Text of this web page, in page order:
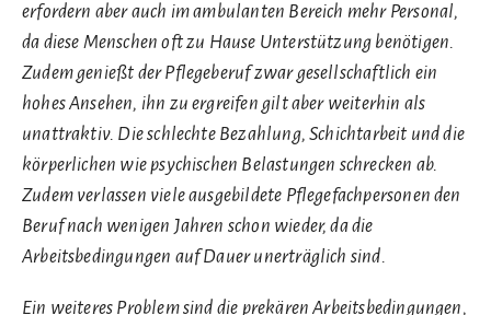
erfordern aber auch im ambulanten Bereich mehr Personal,
da diese Menschen oft zu Hause Unterstützung benötigen.
Zudem genießt der Pflegeberuf zwar gesellschaftlich ein
hohes Ansehen, ihn zu ergreifen gilt aber weiterhin als
unattraktiv. Die schlechte Bezahlung, Schichtarbeit und die
körperlichen wie psychischen Belastungen schrecken ab.
Zudem verlassen viele ausgebildete Pflegefachpersonen den
Beruf nach wenigen Jahren schon wieder, da die
Arbeitsbedingungen auf Dauer unerträglich sind.
Ein weiteres Problem sind die prekären Arbeitsbedingungen,